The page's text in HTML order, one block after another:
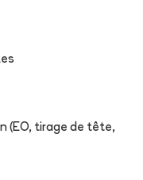
(EO, tirage de tête,